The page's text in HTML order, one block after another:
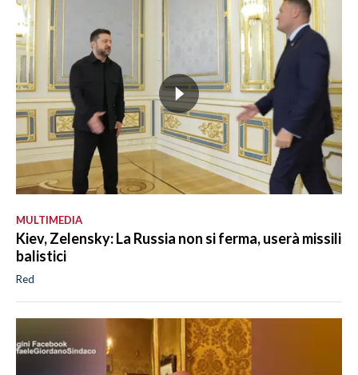
MULTIMEDIA
Kiev, Zelensky: La Russia non si ferma, userà missili
balistici
Red